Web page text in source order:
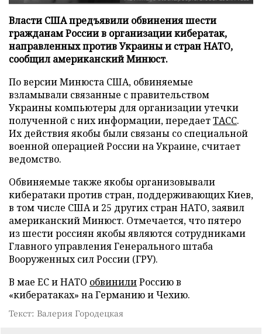
Власти США предъявили обвинения шести
гражданам России в организации кибератак,
направленных против Украины и стран НАТО,
сообщил американский Минюст.
По версии Минюста США, обвиняемые
взламывали связанные с правительством
Украины компьютеры для организации утечки
полученной с них информации, передаетТАСС.
Их действия якобы были связаны со специальной
военной операцией России на Украине, считает
ведомство.
Обвиняемые также якобы организовывали
кибератаки против стран, поддерживающих Киев,
в том числе США и 25 других стран НАТО, заявил
американский Минюст. Отмечается, что пятеро
из шести россиян якобы являются сотрудниками
Главного управления Генерального штаба
Вооруженных сил России (ГРУ).
В мае ЕС и НАТО обвинилиРоссию в
«кибератаках» на Германию и Чехию.
Текст: Валерия Городецкая